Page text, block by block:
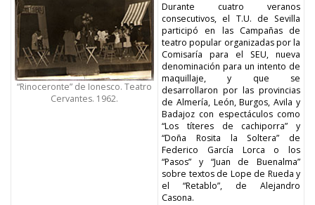
“Rinoceronte” de Ionesco. Teatro
Cervantes. 1962.
Durante cuatro veranos
consecutivos, el T.U. de Sevilla
participó en las Campañas de
teatro popular organizadas por la
Comisaría para el SEU, nueva
denominación para un intento de
maquillaje, y que se
desarrollaron por las provincias
de Almería, León, Burgos, Avila y
Badajoz con espectáculos como
“Los títeres de cachiporra” y
“Doña Rosita la Soltera” de
Federico García Lorca o los
“Pasos” y “Juan de Buenalma”
sobre textos de Lope de Rueda y
el “Retablo”, de Alejandro
Casona.